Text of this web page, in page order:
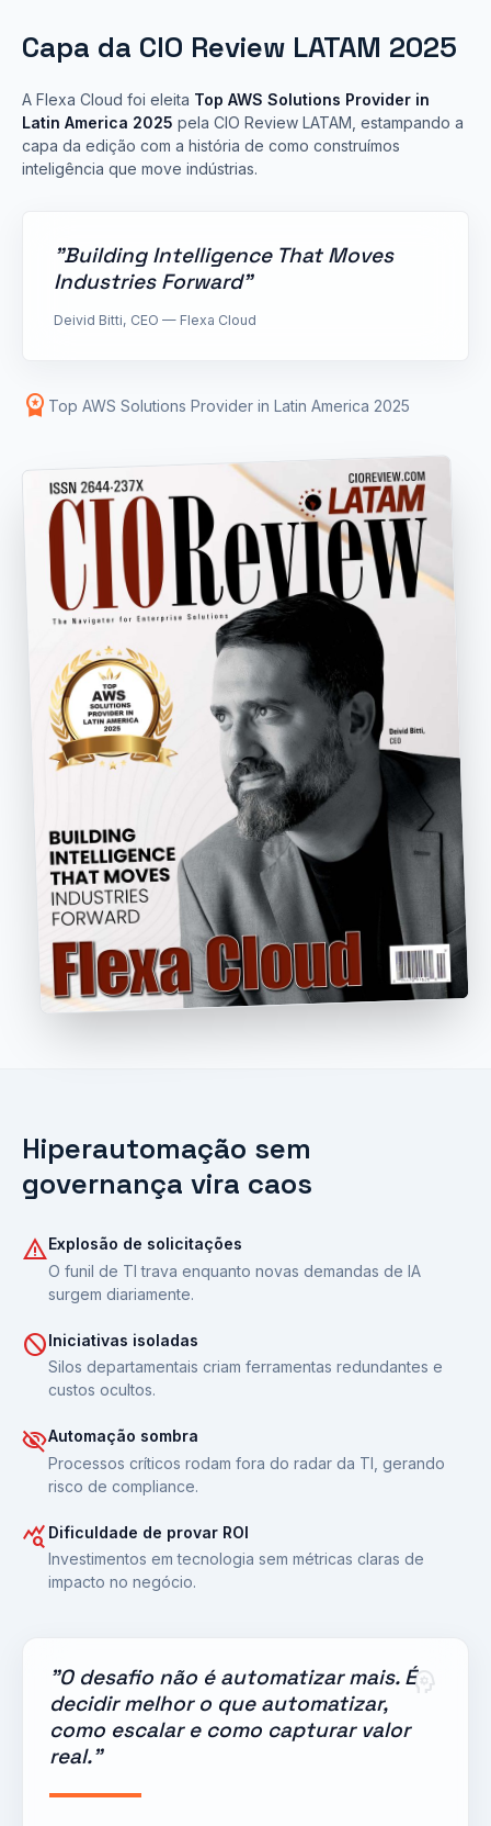
Capa da CIO Review LATAM 2025
A Flexa Cloud foi eleita Top AWS Solutions Provider in
Latin America 2025 pela CIO Review LATAM, estampando a
capa da edição com a história de como construímos
inteligência que move indústrias.
"Building Intelligence That Moves
Industries Forward"
Deivid Bitti, CEO — Flexa Cloud
workspace_premium Top AWS Solutions Provider in Latin America 2025
Hiperautomação sem
governança vira caos
warningExplosão de solicitações
O funil de TI trava enquanto novas demandas de IA
surgem diariamente.
blockIniciativas isoladas
Silos departamentais criam ferramentas redundantes e
custos ocultos.
visibility_offAutomação sombra
Processos críticos rodam fora do radar da TI, gerando
risco de compliance.
query_stats Dificuldade de provar ROI
Investimentos em tecnologia sem métricas claras de
impacto no negócio.
psychology
"O desafio não é automatizar mais. É
decidir melhor o que automatizar,
como escalar e como capturar valor
real."